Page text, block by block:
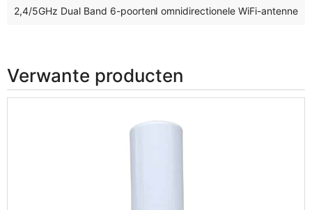
2,4/5GHz dubbelband omnidirectionele WiFi-antenne
2,4/5GHz Dual Band 6-poorten MIMO omnidirectionele WiFi-
Verwante producten